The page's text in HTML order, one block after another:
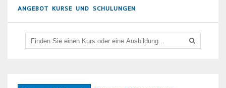
ANGEBOT KURSE UND SCHULUNGEN